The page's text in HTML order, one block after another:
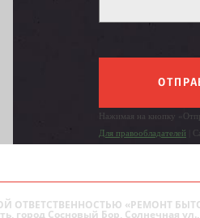
Нажимая на кнопку
Для правообладателей |
ОТВЕТСТВЕННОСТЬЮ «РЕМОНТ
город Сосновый Бор, Солнечная